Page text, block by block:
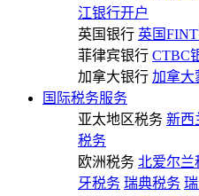
江银行开户
英国银行 英国
菲律宾银行 CTBC
加拿大银行 加拿大
国际税务服务
亚太地区税务 新西
税务
欧洲税务 北爱尔兰
牙税务 瑞典税务